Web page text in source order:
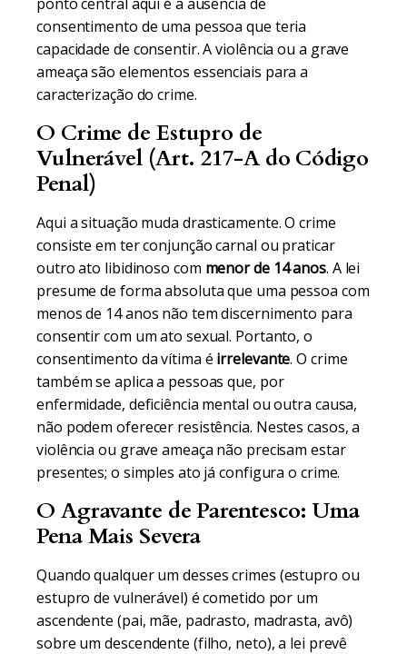
consentimento de uma pessoa que teria
capacidade de consentir. A violência ou a grave
ameaça são elementos essenciais para a
caracterização do crime.
O Crime de Estupro de
Vulnerável (Art. 217-A do Código
Penal)
Aqui a situação muda drasticamente. O crime
consiste em ter conjunção carnal ou praticar
outro ato libidinoso com menor de 14 anos. A lei
presume de forma absoluta que uma pessoa com
menos de 14 anos não tem discernimento para
consentir com um ato sexual. Portanto, o
consentimento da vítima é irrelevante. O crime
também se aplica a pessoas que, por
enfermidade, deficiência mental ou outra causa,
não podem oferecer resistência. Nestes casos, a
violência ou grave ameaça não precisam estar
presentes; o simples ato já configura o crime.
O Agravante de Parentesco: Uma
Pena Mais Severa
Quando qualquer um desses crimes (estupro ou
estupro de vulnerável) é cometido por um
ascendente (pai, mãe, padrasto, madrasta, avô)
sobre um descendente (filho, neto), a lei prevê